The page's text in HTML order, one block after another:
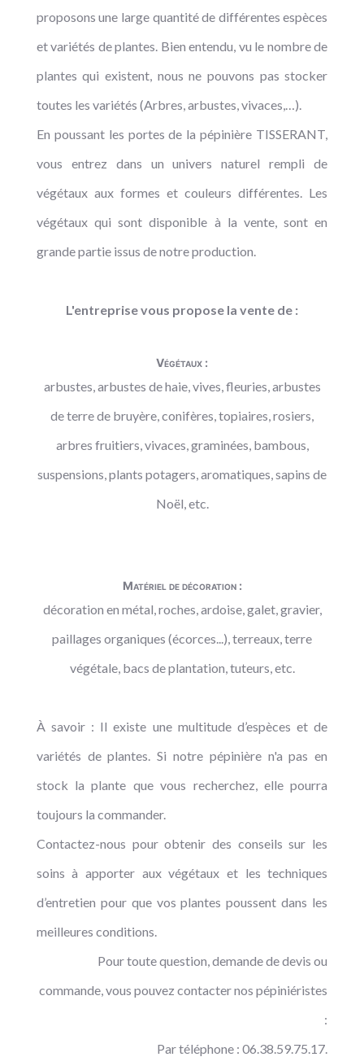
proposons une large quantité de différentes espèces
et variétés de plantes. Bien entendu, vu le nombre de
plantes qui existent, nous ne pouvons pas stocker
toutes les variétés (Arbres, arbustes, vivaces,…).
En poussant les portes de la pépinière TISSERANT,
vous entrez dans un univers naturel rempli de
végétaux aux formes et couleurs différentes. Les
végétaux qui sont disponible à la vente, sont en
grande partie issus de notre production.
L'entreprise vous propose la vente de :
Végétaux :
arbustes, arbustes de haie, vives, fleuries, arbustes
de terre de bruyère, conifères, topiaires, rosiers,
arbres fruitiers, vivaces, graminées, bambous,
suspensions, plants potagers, aromatiques, sapins de
Noël, etc.
Matériel de décoration :
décoration en métal, roches, ardoise, galet, gravier,
paillages organiques (écorces...), terreaux, terre
végétale, bacs de plantation, tuteurs, etc.
À savoir : Il existe une multitude d’espèces et de
variétés de plantes. Si notre pépinière n'a pas en
stock la plante que vous recherchez, elle pourra
toujours la commander.
Contactez-nous pour obtenir des conseils sur les
soins à apporter aux végétaux et les techniques
d’entretien pour que vos plantes poussent dans les
meilleures conditions.
Pour toute question, demande de devis ou
commande, vous pouvez contacter nos pépiniéristes
:
Par téléphone : 06.38.59.75.17.